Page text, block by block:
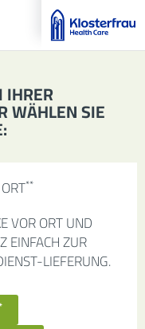
umschalten
IHRER
WÄHLEN SIE
**
VOR ORT UND
EINFACH ZUR
LIEFERUNG.